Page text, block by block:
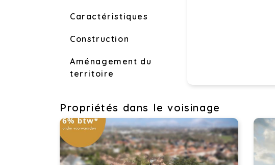
Caractéristiques
Construction
Aménagement du
territoire
Propriétés dans le voisinage